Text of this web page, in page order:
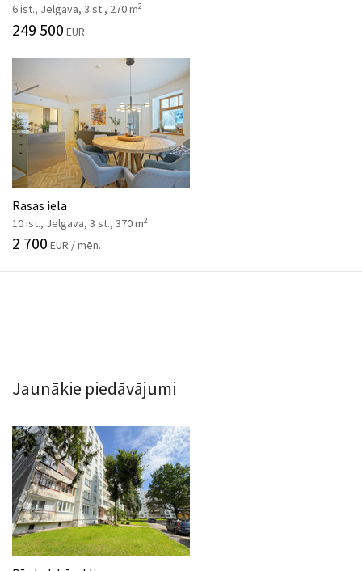
6 ist., Jelgava, 3 st., 270 m2
249 500 EUR
Rasas iela
10 ist., Jelgava, 3 st., 370 m2
2 700 EUR / mēn.
Jaunākie piedāvājumi